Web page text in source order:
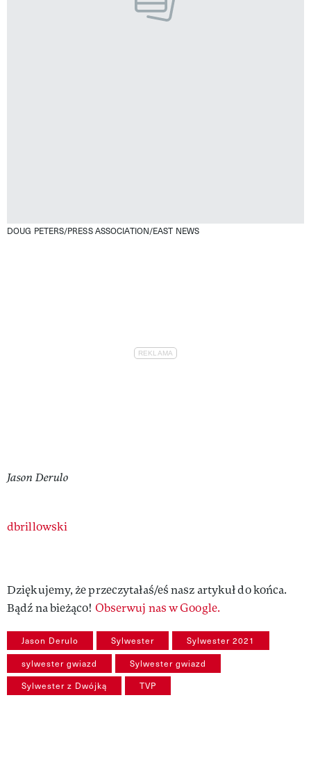
DOUG PETERS/PRESS ASSOCIATION/EAST NEWS
Jason Derulo
Authors
dbrillowski
Dziękujemy, że przeczytałaś/eś nasz artykuł do końca.
Bądź na bieżąco! Obserwuj nas w Google.
Jason Derulo Sylwester Sylwester 2021
sylwester gwiazd Sylwester gwiazd
Sylwester z Dwójką TVP